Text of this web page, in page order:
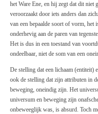
het Ware Ene, en hij zegt dat dit niet
veroorzaakt door iets anders dan
van een bepaalde soort of vorm, het
onderhevig aan de paren van
Het is dus in een toestand van
ondeelbaar, niet de som van een
De stelling dat een lichaam (entiteit)
ook de stelling dat zijn attributen in
beweging, oneindig zijn. Het
universum en beweging zijn
onbeweeglijk was, is absurd. Toch